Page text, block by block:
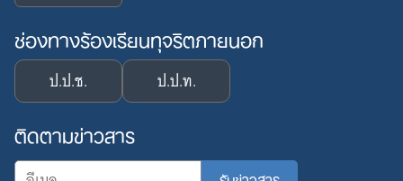
ช่องทางร้องเรียนทุจริตภายนอก
ป.ป.ช. ป.ป.ท.
ติดตามข่าวสาร